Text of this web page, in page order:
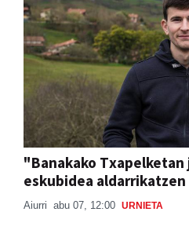
"Banakako
eskubidea
Aiurri abu 07, 12:00 URNIETA